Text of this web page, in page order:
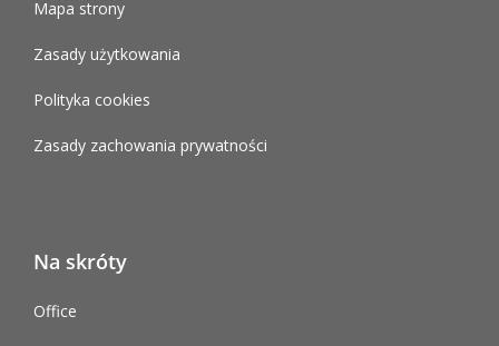
Mapa strony
Zasady użytkowania
Polityka cookies
Zasady zachowania prywatności
Na skróty
Office